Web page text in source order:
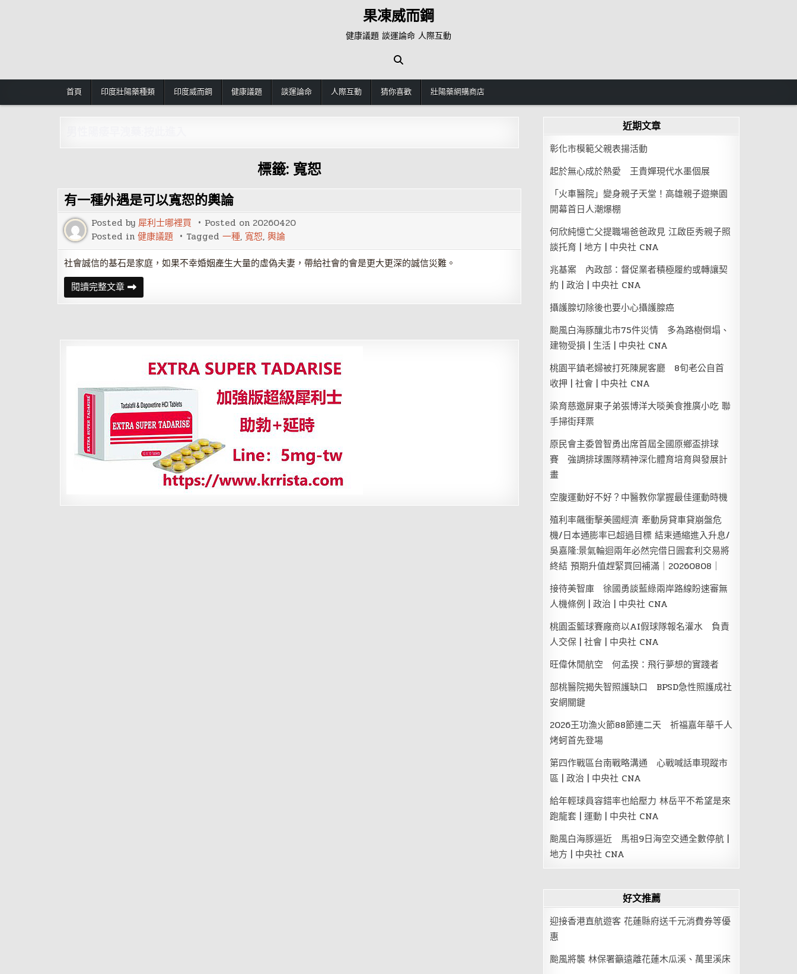
果凍威而鋼
健康議題 談運論命 人際互動
首頁 印度壯陽藥種類 印度威而鋼 健康議題 談運論命 人際互動 猜你喜歡 壯陽藥網購商店
標籤: 寬恕
有一種外遇是可以寬恕的輿論
Posted by 犀利士哪裡買 Posted on 20260420
Posted in 健康議題 Tagged 一種, 寬恕, 輿論
社會誠信的基石是家庭，如果不幸婚姻產生大量的虛偽夫妻，帶給社會的會是更大更深的誠信災難。
閱讀完整文章有
一
種
可
輿
論
近期文章
彰化市模範父親表揚活動
起於無心成於熱愛 王貴嬋現代水墨個展
「火車醫院」變身親子天堂！高雄親子遊樂園
開幕首日人潮爆棚
何欣純憶亡父提職場爸爸政見 江啟臣秀親子照
談托育 | 地方 | 中央社 CNA
兆基案 內政部：督促業者積極履約或轉讓契
約 | 政治 | 中央社 CNA
攝護腺切除後也要小心攝護腺癌
颱風白海豚釀北市75件災情 多為路樹倒塌、
建物受損 | 生活 | 中央社 CNA
桃園平鎮老婦被打死陳屍客廳 8旬老公自首
收押 | 社會 | 中央社 CNA
梁育慈邀屏東子弟張博洋大啖美食推廣小吃 聯
手掃街拜票
原民會主委曾智勇出席首屆全國原鄉盃排球
賽 強調排球團隊精神深化體育培育與發展計
畫
空腹運動好不好？中醫教你掌握最佳運動時機
殖利率飆衝擊美國經濟 牽動房貸車貸崩盤危
機/日本通膨率已超過目標 結束通縮進入升息/
吳嘉隆:景氣輪迴兩年必然完借日圓套利交易將
終結 預期升值趕緊買回補滿｜20260808｜
接待美智庫 徐國勇談藍綠兩岸路線盼速審無
人機條例 | 政治 | 中央社 CNA
桃園盃籃球賽廠商以AI假球隊報名灌水 負責
人交保 | 社會 | 中央社 CNA
旺偉休閒航空 何孟揆：飛行夢想的實踐者
部桃醫院揭失智照護缺口 BPSD急性照護成社
安網關鍵
2026王功漁火節88節連二天 祈福嘉年華千人
烤蚵首先登場
第四作戰區台南戰略溝通 心戰喊話車現蹤市
區 | 政治 | 中央社 CNA
給年輕球員容錯率也給壓力 林岳平不希望是來
跑龍套 | 運動 | 中央社 CNA
颱風白海豚逼近 馬祖9日海空交通全數停航 |
地方 | 中央社 CNA
好文推薦
迎接香港直航遊客 花蓮縣府送千元消費券等優
惠
颱風將襲 林保署籲遠離花蓮木瓜溪、萬里溪床